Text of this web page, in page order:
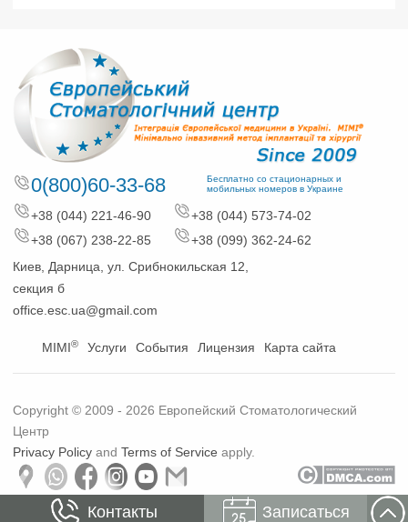
0(800)60-33-68
Бесплатно со стационарных и
мобильных номеров в Украине
+38 (044) 221-46-90
+38 (044) 573-74-02
+38 (067) 238-22-85
+38 (099) 362-24-62
Киев, Дарница, ул. Срибнокильская 12,
секция б
office.esc.ua@gmail.com
MIMI® Услуги События Лицензия Карта сайта
Copyright © 2009 - 2026 Европейский Стоматологический
Центр
Privacy Policy andTerms of Service apply.
Контакты Записаться